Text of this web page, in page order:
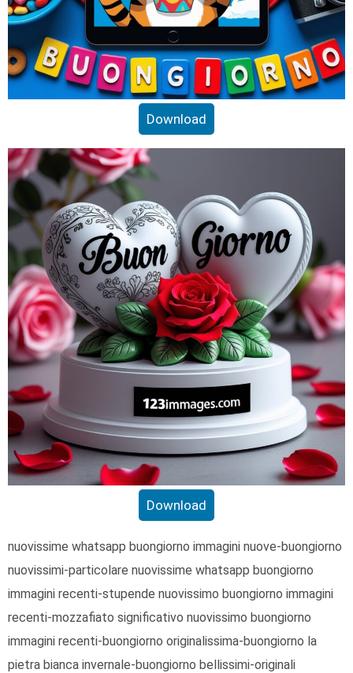
Download
Download
nuovissime whatsapp buongiorno immagini nuove-buongiorno
nuovissimi-particolare nuovissime whatsapp buongiorno
immagini recenti-stupende nuovissimo buongiorno immagini
recenti-mozzafiato significativo nuovissimo buongiorno
immagini recenti-buongiorno originalissima-buongiorno la
pietra bianca invernale-buongiorno bellissimi-originali